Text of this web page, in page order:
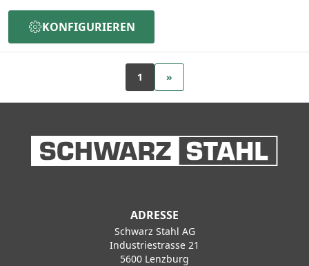
KONFIGURIEREN
1 »
ADRESSE
Schwarz Stahl AG
Industriestrasse 21
5600 Lenzburg